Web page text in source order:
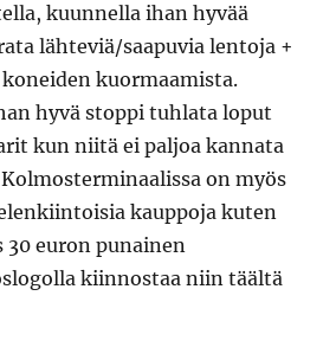
kuunnella ihan hyvää
lähteviä/saapuvia lentoja +
kuormaamista.
hyvä stoppi tuhlata loput
kun niitä ei paljoa kannata
on myös
kauppoja kuten
30 euron punainen
kiinnostaa niin täältä